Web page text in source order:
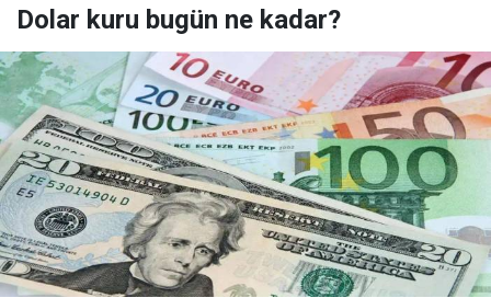
Dolar kuru bugün ne kadar?